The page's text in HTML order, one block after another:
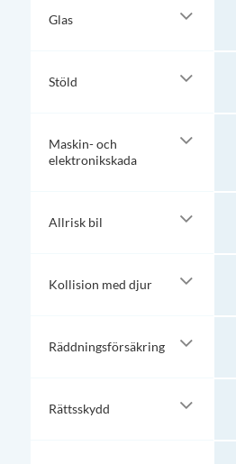
Glas
Stöld
Maskin- och
elektronikskada
Allrisk bil
Kollision med djur
Räddningsförsäkring
Rättsskydd